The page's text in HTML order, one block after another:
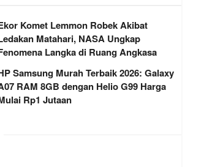
Komet Lemmon Robek Akibat
Matahari, NASA Ungkap
Langka di Ruang Angkasa
Samsung Murah Terbaik 2026: Galaxy
RAM 8GB dengan Helio G99 Harga
Rp1 Jutaan